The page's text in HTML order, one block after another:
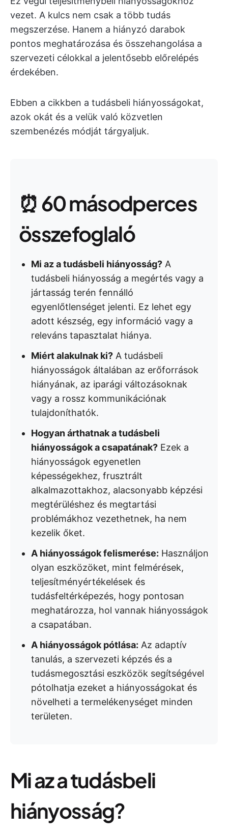
vezet. A kulcs nem csak a több tudás
megszerzése. Hanem a hiányzó darabok
pontos meghatározása és összehangolása a
szervezeti célokkal a jelentősebb előrelépés
érdekében.
Ebben a cikkben a tudásbeli hiányosságokat,
azok okát és a velük való közvetlen
szembenézés módját tárgyaljuk.
⏰ 60 másodperces
összefoglaló
Mi az a tudásbeli hiányosság? A
tudásbeli hiányosság a megértés vagy a
jártasság terén fennálló
egyenlőtlenséget jelenti. Ez lehet egy
adott készség, egy információ vagy a
releváns tapasztalat hiánya.
Miért alakulnak ki? A tudásbeli
hiányosságok általában az erőforrások
hiányának, az iparági változásoknak
vagy a rossz kommunikációnak
tulajdoníthatók.
Hogyan árthatnak a tudásbeli
hiányosságok a csapatának? Ezek a
hiányosságok egyenetlen
képességekhez, frusztrált
alkalmazottakhoz, alacsonyabb képzési
megtérüléshez és megtartási
problémákhoz vezethetnek, ha nem
kezelik őket.
A hiányosságok felismerése: Használjon
olyan eszközöket, mint felmérések,
teljesítményértékelések és
tudásfeltérképezés, hogy pontosan
meghatározza, hol vannak hiányosságok
a csapatában.
A hiányosságok pótlása: Az adaptív
tanulás, a szervezeti képzés és a
tudásmegosztási eszközök segítségével
pótolhatja ezeket a hiányosságokat és
növelheti a termelékenységet minden
területen.
Mi az a tudásbeli
hiányosság?